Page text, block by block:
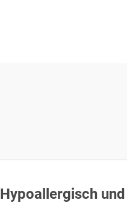
Hypoallergisch und